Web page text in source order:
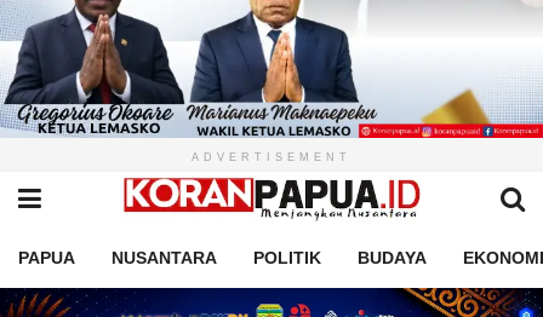
ADVERTISEMENT
PAPUA NUSANTARA POLITIK BUDAYA EKONOMI